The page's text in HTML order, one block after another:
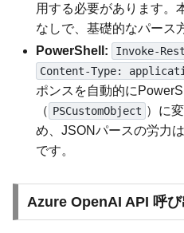
用する必要があります。
なしで、基礎的なパース
PowerShell:
Invoke-
Content-Type:
ポンスを自動的に
（ PSCustomObject ）に
め、JSONパースの労力
です。
Azure OpenAI API 呼